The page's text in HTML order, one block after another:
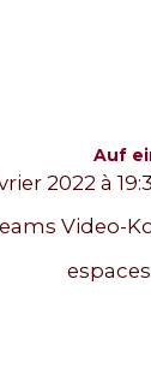
Auf
2022 à
Video-